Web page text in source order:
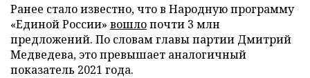
Ранее стало известно, что в Народную программу
«Единой России» вошлопочти 3 млн
предложений. По словам главы партии Дмитрий
Медведева, это превышает аналогичный
показатель 2021 года.